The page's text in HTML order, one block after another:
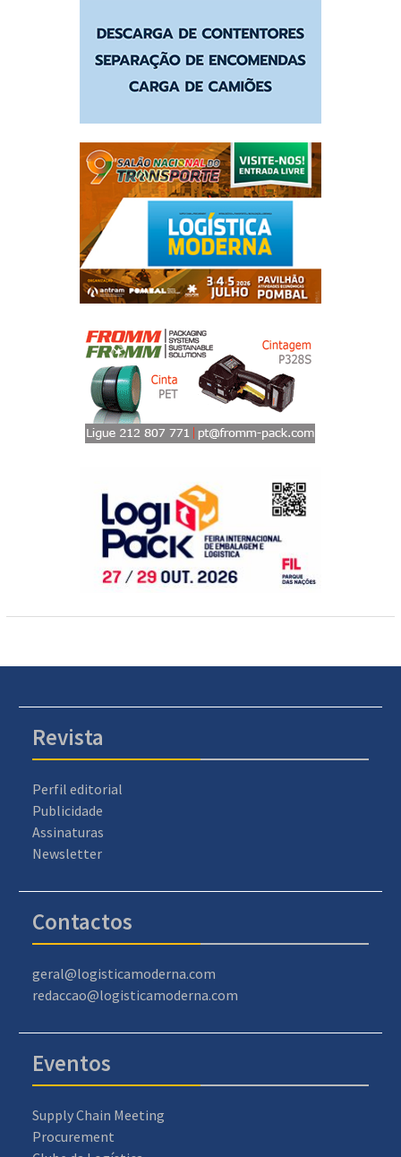
Revista
Perfil editorial
Publicidade
Assinaturas
Newsletter
Contactos
geral@logisticamoderna.com
redaccao@logisticamoderna.com
Eventos
Supply Chain Meeting
Procurement